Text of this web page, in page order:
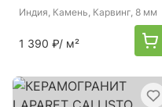
Индия, Камень, Карвинг, 8 мм
1 390 ₽/ м²